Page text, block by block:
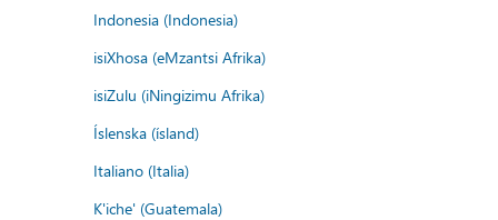
Indonesia (Indonesia)
isiXhosa (eMzantsi Afrika)
isiZulu (iNingizimu Afrika)
Íslenska (ísland)
Italiano (Italia)
K'iche' (Guatemala)